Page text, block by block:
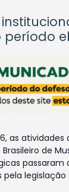
período
as
de
passaram
legislação